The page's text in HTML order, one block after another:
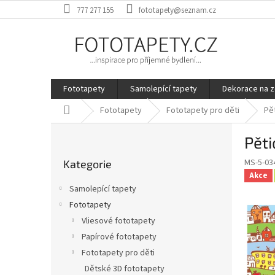
na
777 277 155 fototapety@seznam.cz
Fototapety Samolepící tapety Dekorace na
Domů Fototapety Fototapety pro děti
kategorie
Kategorie
Samolepící tapety
Fototapety
Vliesové fototapety
Papírové fototapety
Fototapety pro děti
Dětské 3D fototapety
MS-5-
Akce